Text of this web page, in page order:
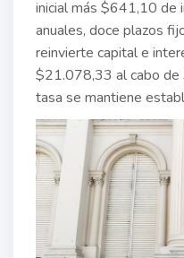
inicial más $641,10 de
anuales, doce plazos
reinvierte capital e
$21.078,33 al cabo de
tasa se mantiene